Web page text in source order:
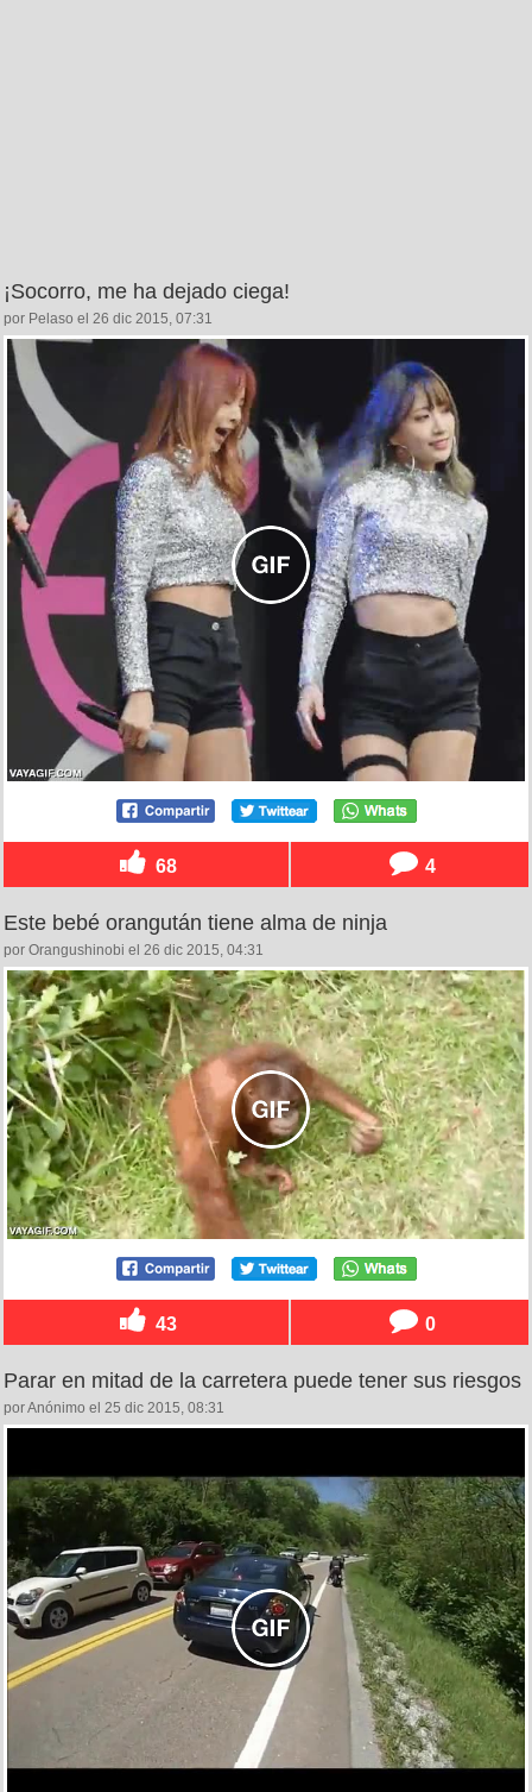
¡Socorro, me ha dejado ciega!
por Pelaso el 26 dic 2015, 07:31
68 4
Este bebé orangután tiene alma de ninja
por Orangushinobi el 26 dic 2015, 04:31
43 0
Parar en mitad de la carretera puede tener sus riesgos
por Anónimo el 25 dic 2015, 08:31